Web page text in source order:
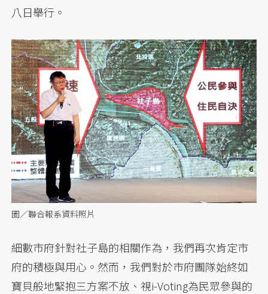
八日舉行。
圖／聯合報系資料照片
細數市府針對社子島的相關作為，我們再次肯定市
府的積極與用心。然而，我們對於市府團隊始終如
寶貝般地緊抱三方案不放、視i-Voting為民眾參與的